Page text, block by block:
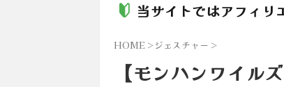
当サイトではアフィリ
HOME >ジェスチャー >
【モンハンワイル